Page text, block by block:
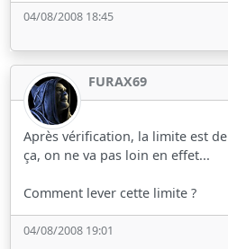
04/08/2008 18:45
FURAX69
Après vérification, la limite est
ça, on ne va pas loin en effet...
Comment lever cette limite ?
04/08/2008 19:01